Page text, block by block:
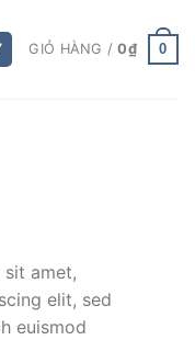
GIỎ HÀNG /0₫ 0
amet,
elit, sed
euismod